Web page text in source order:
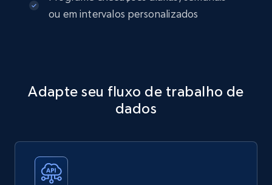
ou em intervalos personalizados
Adapte seu fluxo de trabalho de
dados